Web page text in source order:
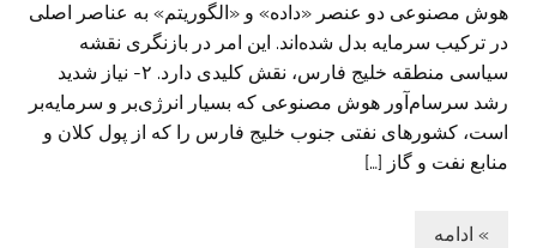
هوش مصنوعی دو عنصر «داده» و «الگوریتم» به عناصر اصلی
در ترکیب سرمایه بدل شده‌اند. این امر در بازنگری نقشه
سیاسی منطقه خلیج فارس، نقش کلیدی دارد. ۲- نیاز شدید
رشد سرسام‌آور هوش مصنوعی که بسیار انرژی‌بر و سرمایه‌بر
است، کشورهای نفتی جنوب خلیج فارس را که از پول کلان و
منابع نفت و گاز […]
» ادامه